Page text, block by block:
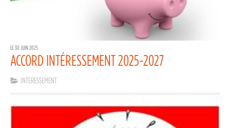
LE 30 JUIN 2025
ACCORD INTÉRESSEMENT 2025-2027
INTERESSEMENT